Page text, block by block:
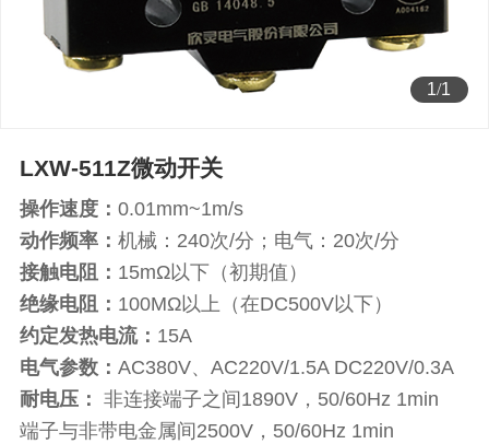
1/1
LXW-511Z微动开关
操作速度： 0.01mm~1m/s
动作频率： 机械：240次/分；电气：20次/分
接触电阻： 15mΩ以下（初期值）
绝缘电阻： 100MΩ以上（在DC500V以下）
约定发热电流： 15A
电气参数： AC380V、AC220V/1.5A DC220V/0.3A
耐电压： 非连接端子之间1890V，50/60Hz 1min
端子与非带电金属间2500V，50/60Hz 1min